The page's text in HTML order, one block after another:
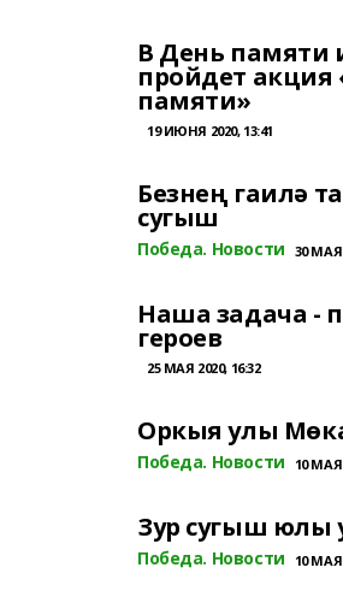
В День памяти
пройдет акция
памяти»
19 ИЮНЯ 2020, 13:41
Безнең гаилә
сугыш
Победа. Новости 30 МАЯ
Наша задача -
героев
25 МАЯ 2020, 16:32
Оркыя улы
Победа. Новости 10 МАЯ
Зур сугыш юлы
Победа. Новости 10 МАЯ